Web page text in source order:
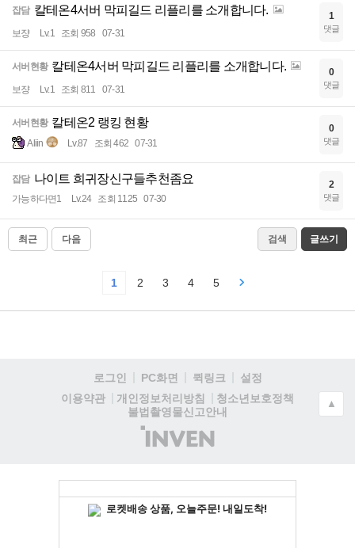
잡담 칼테온4서버 막피길드 리플리를 소개합니다.
보쟝 Lv.1 조회 958 07-31
1
댓글
서버현황 칼테온4서버 막피길드 리플리를 소개합니다.
보쟝 Lv.1 조회 811 07-31
0
댓글
서버현황 칼테온2 랭킹 현황
Aliin Lv.87 조회 462 07-31
0
댓글
잡담 나이트 희귀장신구들추천좀요
가능하다면1 Lv.24 조회 1125 07-30
2
댓글
최근 다음 검색 글쓰기
1 2 3 4 5
로그인 PC화면 퀵링크
설정
이용약관
개인정보처리방침
청소년보호정책
불법촬영물신고안내
(주)
인
▲